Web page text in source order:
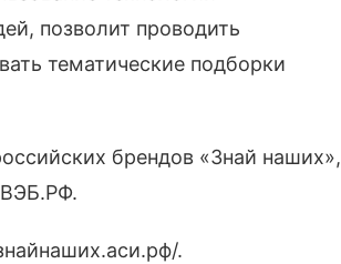
позволит проводить
тематические подборки
брендов «Знай наших»,
.